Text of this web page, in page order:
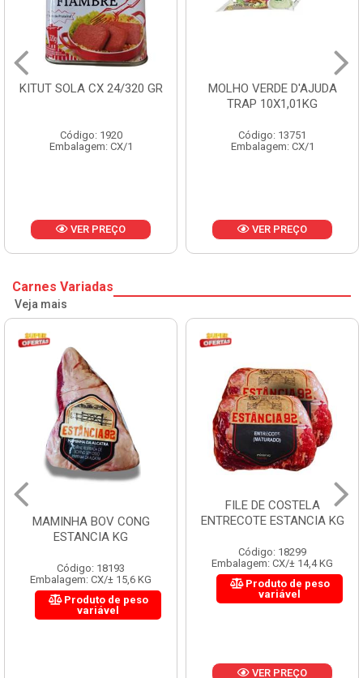
320 GR
MOLHO VERDE D'AJUDA
Embalagem: CX/1
VER PREÇO
FRUTAS
VER
Carnes Variadas
Veja mais
MAMINHA BOV CONG
ESTANCIA KG
Código: 18193
Embalagem: CX/± 15,6 KG
Produto de peso
variável
FILE DE COSTELA
ENTRECOTE ESTANCIA KG
Código: 18299
Embalagem: CX/± 14,4 KG
Produto de peso
variável
VER PREÇO